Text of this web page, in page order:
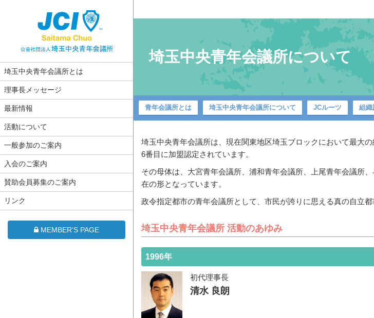
埼玉中央青年会議所とは
理事長メッセージ
最新情報
活動について
一般参加のご案内
入会のご案内
賛助会員募集のご案内
リンク
MEMBER'S PAGE
埼玉中央青年会議所について
青年会議所とは 埼玉中央青年会議所について JCルーツ 組織
埼玉中央青年会議所は、現在関東地区埼玉ブロックにおいて最大
6番目に加盟認定されています。
その母体は、大宮青年会議所、浦和青年会議所、上尾青年会議所
在の形となっています。
政令指定都市の青年会議所として、市民が誇りに思える真の自立
埼玉中央青年会議所 活動のあゆみ
1996年
初代理事長
清水 良朗